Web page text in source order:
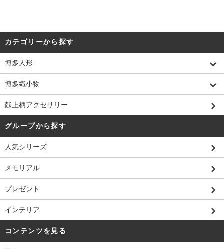
カテゴリーから探す
博多人形
博多織小物
献上柄アクセサリー
グループから探す
人気シリーズ
メモリアル
プレゼント
インテリア
コンテンツを見る